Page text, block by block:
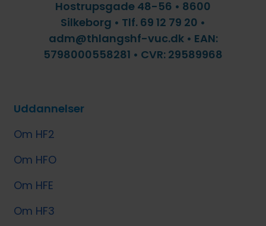
Hostrupsgade 48-56 • 8600
Silkeborg • Tlf. 69 12 79 20 •
adm@thlangshf-vuc.dk • EAN:
5798000558281 • CVR: 29589968
Uddannelser
Om HF2
Om HFO
Om HFE
Om HF3